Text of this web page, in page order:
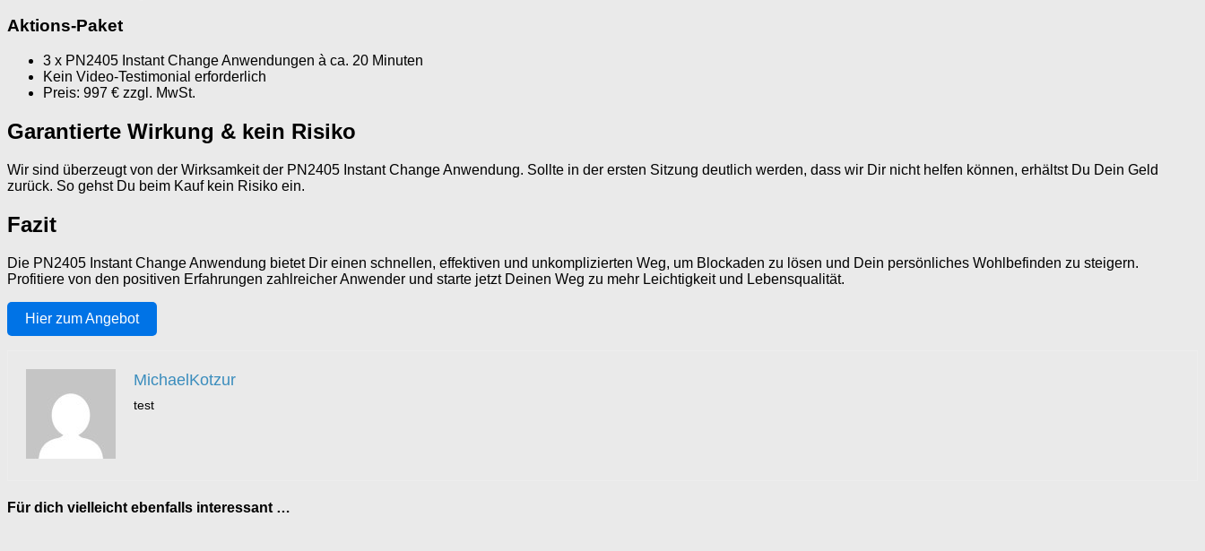
Aktions-Paket
3 x PN2405 Instant Change Anwendungen à ca. 20 Minuten
Kein Video-Testimonial erforderlich
Preis: 997 € zzgl. MwSt.
Garantierte Wirkung & kein Risiko
Wir sind überzeugt von der Wirksamkeit der PN2405 Instant Change Anwendung. Sollte in der ersten Sitzung deutlich werden, dass wir Dir nicht helfen können, erhältst Du Dein Geld
zurück. So gehst Du beim Kauf kein Risiko ein.
Fazit
Die PN2405 Instant Change Anwendung bietet Dir einen schnellen, effektiven und unkomplizierten Weg, um Blockaden zu lösen und Dein persönliches Wohlbefinden zu steigern.
Profitiere von den positiven Erfahrungen zahlreicher Anwender und starte jetzt Deinen Weg zu mehr Leichtigkeit und Lebensqualität.
Hier zum Angebot
MichaelKotzur
test
Für dich vielleicht ebenfalls interessant …